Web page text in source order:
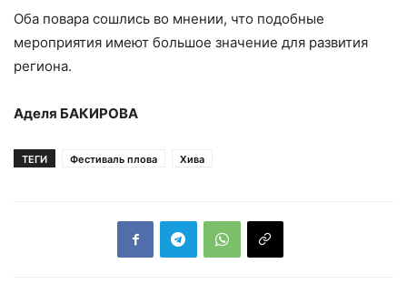
Оба повара сошлись во мнении, что подобные
мероприятия имеют большое значение для развития
региона.
Аделя БАКИРОВА
ТЕГИ Фестиваль плова Хива